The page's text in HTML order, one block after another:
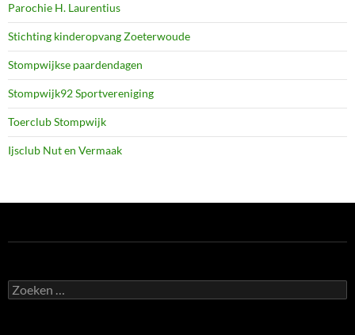
Parochie H. Laurentius
Stichting kinderopvang Zoeterwoude
Stompwijkse paardendagen
Stompwijk92 Sportvereniging
Toerclub Stompwijk
Ijsclub Nut en Vermaak
Zoeken
naar: